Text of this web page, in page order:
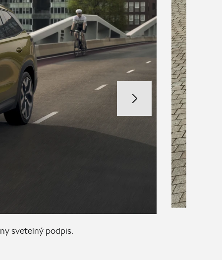
svetelný podpis.